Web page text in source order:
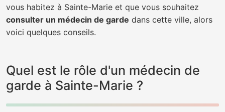
vous habitez à Sainte-Marie et que vous souhaitez
consulter un médecin de garde dans cette ville, alors
voici quelques conseils.
Quel est le rôle d'un médecin de
garde à Sainte-Marie ?